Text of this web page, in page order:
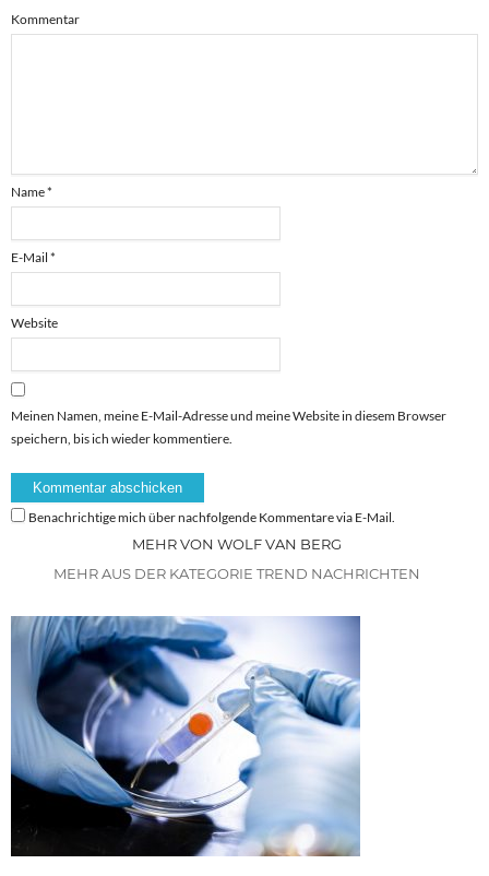
Kommentar
Name*
E-Mail *
Website
Meinen Namen, meine E-Mail-Adresse und meine Website in diesem Browser
speichern, bis ich wieder kommentiere.
Benachrichtige mich über nachfolgende Kommentare via E-Mail.
MEHR VON WOLF VAN BERG
MEHR AUS DER KATEGORIE TREND NACHRICHTEN